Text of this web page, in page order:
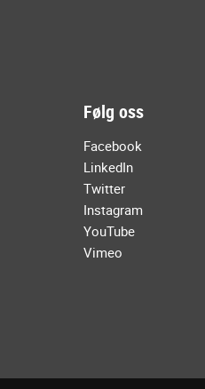
Følg oss
Facebook
LinkedIn
Twitter
Instagram
YouTube
Vimeo